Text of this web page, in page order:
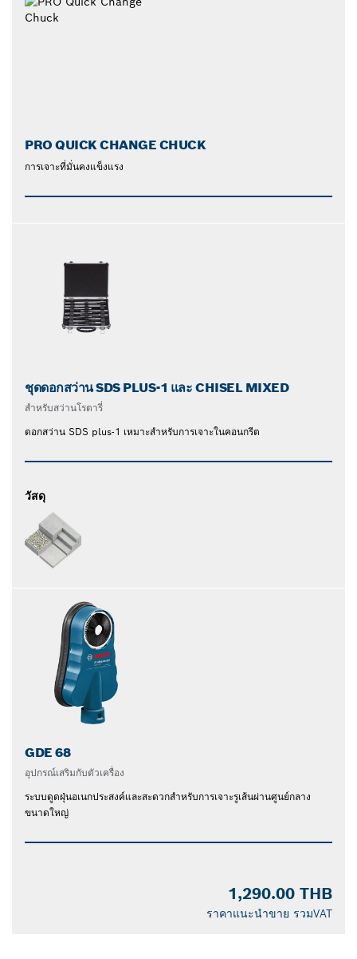
PRO QUICK CHANGE CHUCK
การเจาะที่มั่นคงแข็งแรง
ชุดดอกสว่าน SDS PLUS-1 และ CHISEL MIXED
สําหรับสว่านโรตารี่
ดอกสว่าน SDS plus-1 เหมาะสำหรับการเจาะในคอนกรีต
วัสดุ
GDE 68
อุปกรณ์เสริมกับตัวเครื่อง
ระบบดูดฝุ่นอเนกประสงค์และสะดวกสำหรับการเจาะรูเส้นผ่านศูนย์กลาง
ขนาดใหญ่
1,290.00 THB
ราคาแนะนำขาย รวมVAT